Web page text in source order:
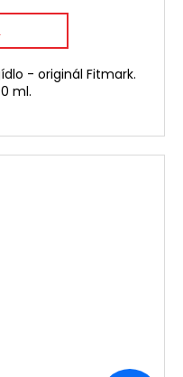
- originál Fitmark.
ml.